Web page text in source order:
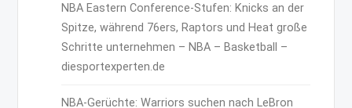
NBA Eastern Conference-Stufen: Knicks an der
Spitze, während 76ers, Raptors und Heat große
Schritte unternehmen – NBA – Basketball –
diesportexperten.de
NBA-Gerüchte: Warriors suchen nach LeBron